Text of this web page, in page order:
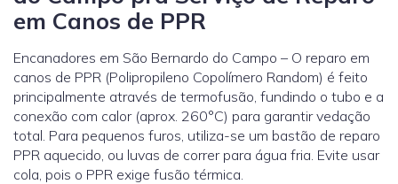
em Canos de PPR
Encanadores em São Bernardo do Campo – O reparo em
canos de PPR (Polipropileno Copolímero Random) é feito
principalmente através de termofusão, fundindo o tubo e a
conexão com calor (aprox. 260°C) para garantir vedação
total. Para pequenos furos, utiliza-se um bastão de reparo
PPR aquecido, ou luvas de correr para água fria. Evite usar
cola, pois o PPR exige fusão térmica.